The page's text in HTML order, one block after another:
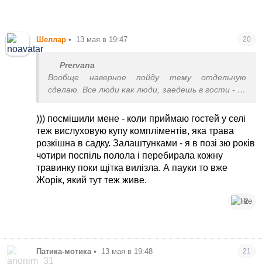
Шеллар • 13 мая в 19:47 20
Prervana
Вообще наверное пойду тему отдельную
сделаю. Все люди как люди, заедешь в гости - ну
пострижено. А у меня только сорняки прут. И
вечная борьба со стихиями. Теплицы ветрами
сносит, деревья болеют, фитофтора помидоры
жрет, как над ними не трясись. Пауки всякие,
кроты, хрущи, медведки...
))) посмішили мене - коли приймаю гостей у селі
теж вислуховую купу компліментів, яка трава
розкішна в садку. Залаштунками - я в позі зю років
чотири поспіль полола і перебирала кожну
травинку поки щітка вилізла. А пауки то вже
Жорік, який тут теж живе.
2
Патика-мотика • 13 мая в 19:48 21